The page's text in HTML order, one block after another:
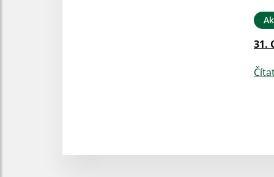
31.